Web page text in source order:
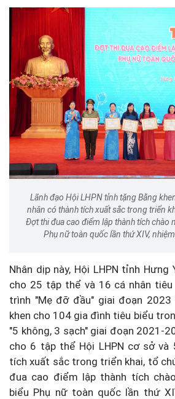
Lãnh đạo Hội LHPN tỉnh tặng Bằng
nhân có thành tích xuất sắc trong triển
Đợt thi đua cao điểm lập thành tích chào
Phụ nữ toàn quốc lần thứ XIV,
Nhân dịp này, Hội LHPN tỉnh Hưng
cho 25 tập thể và 16 cá nhân
trình "Mẹ đỡ đầu" giai đoạn
khen cho 104 gia đình tiêu biểu
"5 không, 3 sạch" giai đoạn 2021-
cho 6 tập thể Hội LHPN cơ sở và
tích xuất sắc trong triển khai, tổ
đua cao điểm lập thành tích
biểu Phụ nữ toàn quốc lần thứ